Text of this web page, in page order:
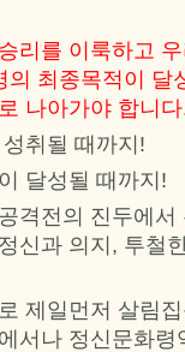
리를 이룩하고
의 최종목적이 달
나아가야 합니
취될 때까지!
달성될 때까지!
격전의 진두에
신과 의지, 투철
제일먼저 살림
서나 정신문화